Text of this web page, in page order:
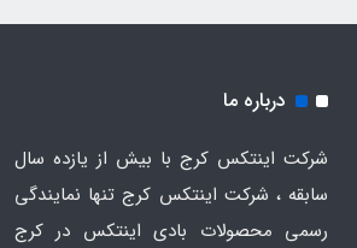
درباره ما
شرکت اینتکس کرج با بیش از یازده سال
سابقه ، شرکت اینتکس کرج تنها نمایندگی
رسمی محصولات بادی اینتکس در کرج